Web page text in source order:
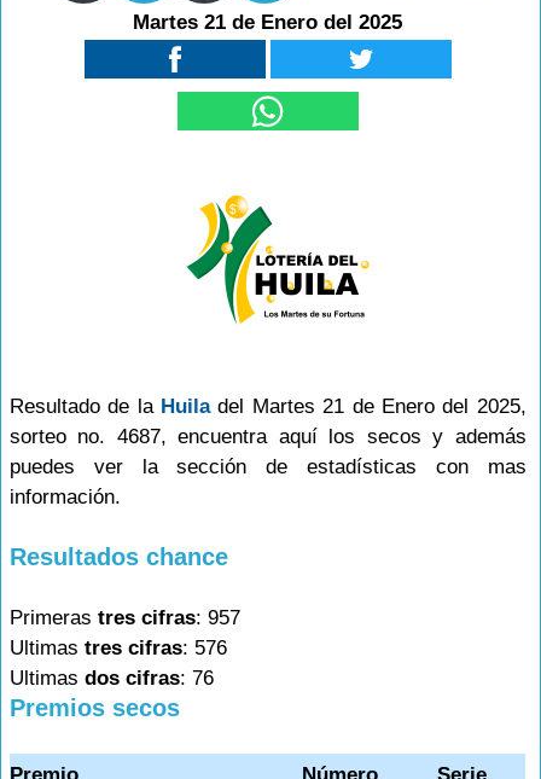
Martes 21 de Enero del 2025
Resultado de la Huiladel Martes 21 de Enero del 2025,
sorteo no. 4687, encuentra aquí los secos y además
puedes ver la sección de estadísticas con mas
información.
Resultados chance
Primeras tres cifras: 957
Ultimas tres cifras: 576
Ultimas dos cifras: 76
Premios secos